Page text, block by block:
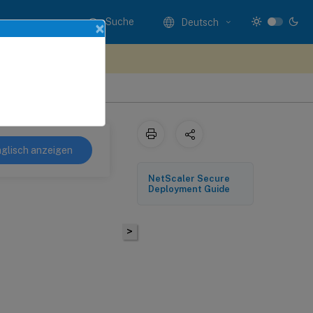
Suche Deutsch
anzeigen
>
NetScaler Secure
Deployment Guide
×